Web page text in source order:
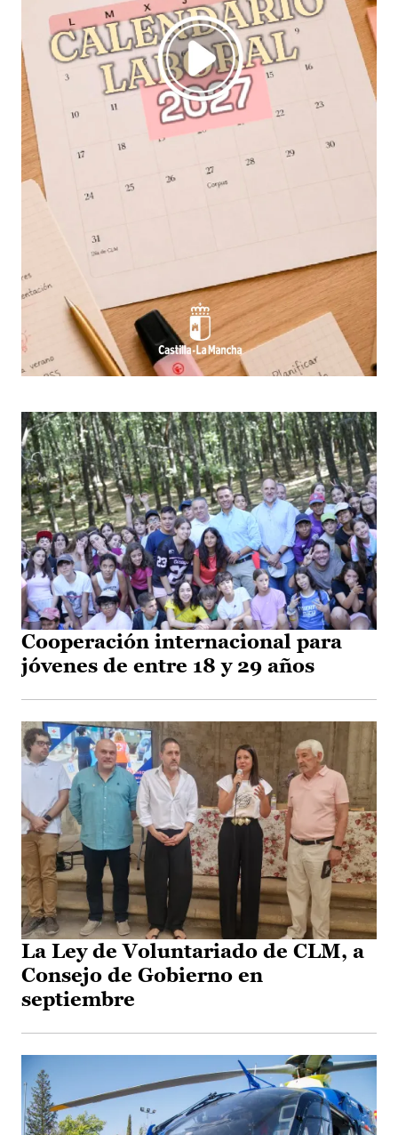
Cooperación internacional para
jóvenes de entre 18 y 29 años
La Ley de Voluntariado de CLM, a
Consejo de Gobierno en
septiembre